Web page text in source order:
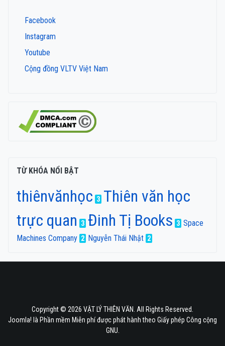
Facebook
Instagram
Youtube
Cộng đồng VLTV Việt Nam
TỪ KHÓA NỔI BẬT
thiênvănhọc 3 Thiên văn học
trực quan
3 Đinh Tị Books 3 Space
Machines Company 2 Nguyễn Thái Nhật 2
Copyright © 2026 VẬT LÝ THIÊN VĂN. All Rights Reserved.
Joomla! là Phần mềm Miễn phí được phát hành theo Giấy phép Công cộng
GNU.